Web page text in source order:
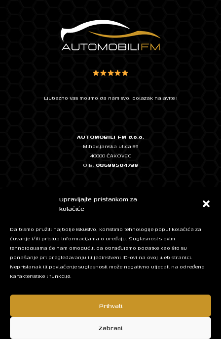
Upravljajte pristankom za
kolačiće
Da bismo pružili najbolje iskustvo, koristimo tehnologije poput kolačića za
čuvanje i/ili pristup informacijama o uređaju. Suglasnost s ovim
tehnologijama će nam omogućiti da obrađujemo podatke kao što su
ponašanje pri pregledavanju ili jedinstveni ID-ovi na ovoj web stranici.
Nepristanak ili povlačenje suglasnosti može negativno utjecati na određene
karakteristike i funkcije.
Prihvati
Zabrani
Ljubazno Vas molimo da nam svoj dolazak najavite !
AUTOMOBILI FM d.o.o.
Mihovljanska ulica 89
40000 ČAKOVEC
OIB: 08699504739
Temeljni kapital: 2.500,00 EUR, uplaćen u cijelosti
IBAN: HR0724020061101348572 - ERSTE & STEIERMÄRKISCHE BANK
Mob: + 385 95 525 5420
E-mail:info@automobilifm.hr